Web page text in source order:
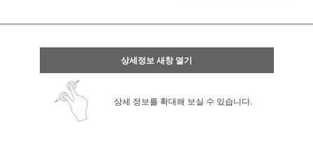
상세정보 새창 열기
상세 정보를 확대해 보실 수 있습니다.